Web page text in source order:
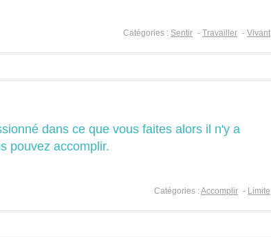
Catégories : Sentir - Travailler - Vivant
dans ce que vous faites alors il n'y a
pouvez accomplir.
Catégories :Accomplir - Limite